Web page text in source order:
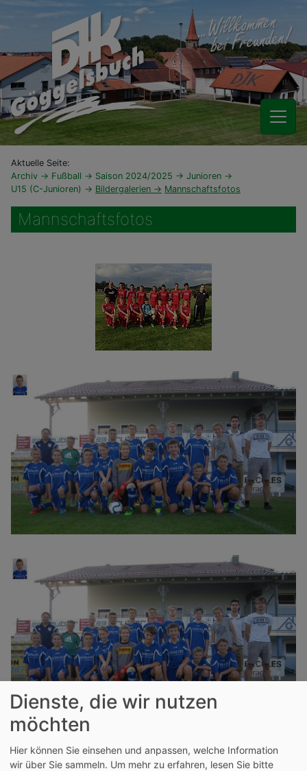
Aktuelle Seite:
Archiv
Fußball Saison 2024/2025
Junioren
U15 (C-Junioren)
Bildergalerien Mannschaftsfotos
Mannschaftsfotos
Dienste, die wir nutzen
möchten
Hier können Sie einsehen und anpassen, welche Information
wir über Sie sammeln. Um mehr zu erfahren, lesen Sie bitte